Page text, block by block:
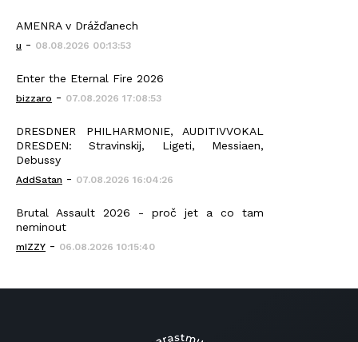
AMENRA v Drážďanech
u - 08.08.2026 00:13:53
Enter the Eternal Fire 2026
bizzaro - 07.08.2026 17:08:53
DRESDNER PHILHARMONIE, AUDITIVVOKAL
DRESDEN: Stravinskij, Ligeti, Messiaen,
Debussy
AddSatan - 07.08.2026 16:04:26
Brutal Assault 2026 - proč jet a co tam
neminout
mIZZY - 06.08.2026 10:15:40